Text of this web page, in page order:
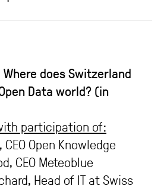
Where does Switzerland
Data world? (in
participation of:
Open Knowledge
CEO Meteoblue
Head of IT at Swiss